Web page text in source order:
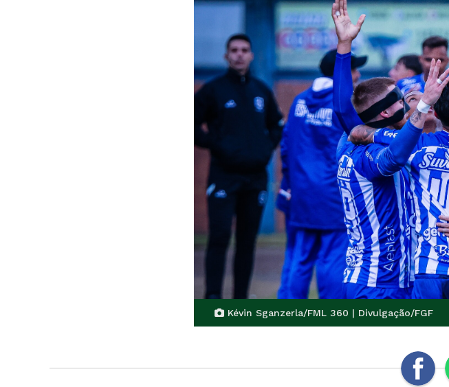
Kévin Sganzerla/FML 360 | Divulgação/FGF